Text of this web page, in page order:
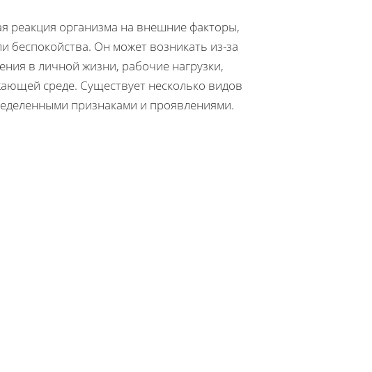
реакция организма на внешние факторы,
Он может возникать из-за
в личной жизни, рабочие нагрузки,
среде. Существует несколько видов
признаками и проявлениями.